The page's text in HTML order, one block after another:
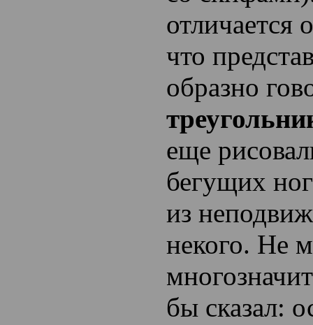
отличается
что
образно
еще
бегущих
из
некого. Не
бы сказал: